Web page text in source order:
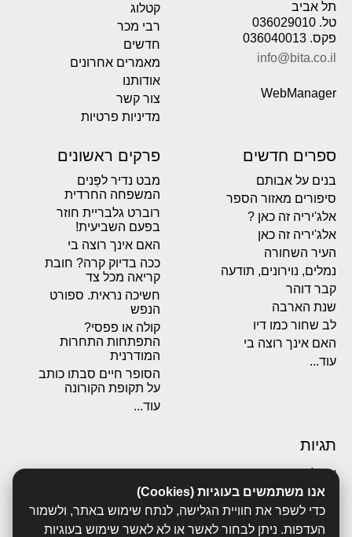
אנו משתמשים בעוגיות (Cookies)
כדי לשפר את חוויית הגלישה, לנתח שימוש באתר, ולשמור
העדפות. ניתן לבחור לאשר או לא לאשר שימוש בעוגיות
תל אביב
טל. 036029010
פקס. 036040013
info@bita.co.il
WebManager
קטלוג
רבי מכר
חדשים
מאמרים אחרונים
אודותנו
צור קשר
מדיניות פרטיות
ספרים חדשים
בנים על אבותם
סיפורים מאזור הספר
אלג'יריה זה כאן ?
אלג'יריה זה כאן
העיר השחורה
נמלים, נוירונים, תודעה
קבר דוהר
שנת הארבה
לב שחור כמו דיו
האם אינך רוצה בי
עוד...
פרקים ראשונים
מבט נדיר לפְּנים
המשפחה החרדית
רוברט גלבריית חוזר
בפעם השביעית!
האם אינך רוצה בי
ככה בדיוק קרה? חובת
קריאה מכל צד
חשיכה נראית. ספורט
הנפש
קולה או פפסי?
התפתחות התחרות
המודרנית
הסופר חיים סבתו כותב
על תקופת הקורונה
עוד...
תגיות
אבולוציה
אכסדרה
אנשים
ביוגרפיות